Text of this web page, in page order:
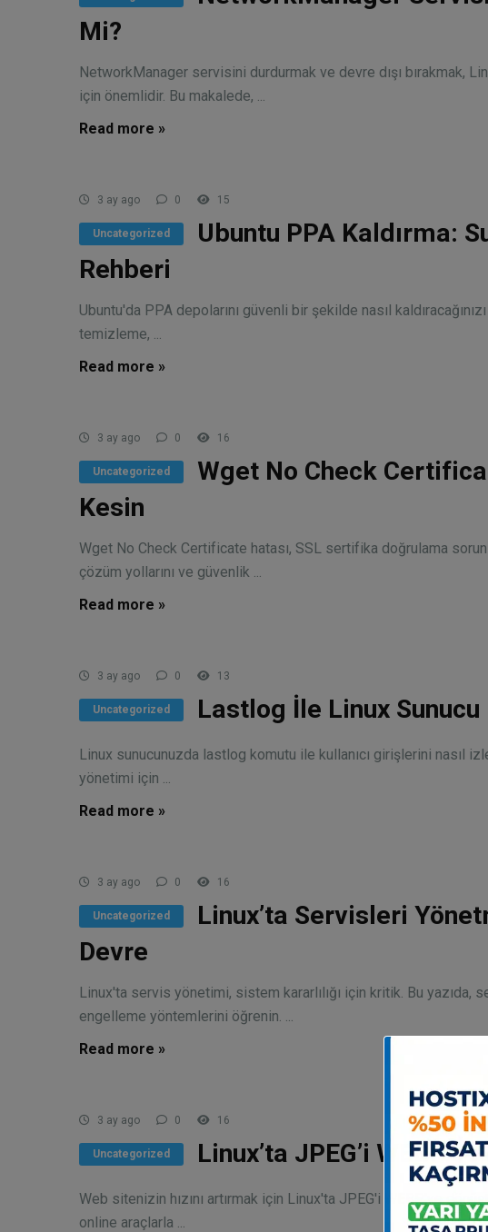
Mi?
NetworkManager servisini durdurmak ve devre dışı bırakmak,
için önemlidir. Bu makalede, ...
Read more »
3 ay ago 0 15
Uncategorized
Ubuntu PPA Kaldırma:
Rehberi
Ubuntu'da PPA depolarını güvenli bir şekilde nasıl
temizleme, ...
Read more »
3 ay ago 0 16
Uncategorized
Wget No Check
Kesin
Wget No Check Certificate hatası, SSL sertifika doğrulama
çözüm yollarını ve güvenlik ...
Read more »
3 ay ago 0 13
Uncategorized Lastlog İle Linux
Linux sunucunuzda lastlog komutu ile kullanıcı girişlerini nasıl
yönetimi için ...
Read more »
3 ay ago 0 16
Uncategorized
Linux’ta Servisleri
Devre
Linux'ta servis yönetimi, sistem kararlılığı için kritik. Bu yazıda,
engelleme yöntemlerini öğrenin. ...
Read more »
3 ay ago 0 16
Uncategorized Linux’ta JPEG’i
Web sitenizin hızını artırmak için Linux'ta JPEG'i WEBP'ye
online araçlarla ...